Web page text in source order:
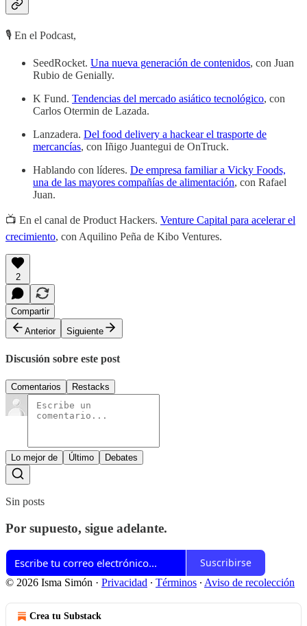
🎙 En el Podcast,
SeedRocket. Una nueva generación de contenidos, con Juan
Rubio de Genially.
K Fund. Tendencias del mercado asiático tecnológico, con
Carlos Otermin de Lazada.
Lanzadera. Del food delivery a hackear el trasporte de
mercancías, con Iñigo Juantegui de OnTruck.
Hablando con líderes. De empresa familiar a Vicky Foods,
una de las mayores compañías de alimentación, con Rafael
Juan.
📺 En el canal de Product Hackers. Venture Capital para acelerar el
crecimiento, con Aquilino Peña de Kibo Ventures.
2
Compartir
Anterior
Siguiente
Discusión sobre este post
Comentarios Restacks
Lo mejor de Último Debates
Sin posts
Por supuesto, sigue adelante.
Suscribirse
© 2026 Isma Simón · Privacidad ∙ Términos ∙ Aviso de recolección
Crea tu Substack